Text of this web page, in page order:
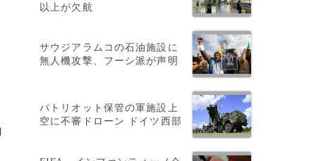
以上が欠航
サウジアラムコの石油施設に
無人機攻撃、フーシ派が声明
パトリオット保管の軍施設上
空に不審ドローン ドイツ西部